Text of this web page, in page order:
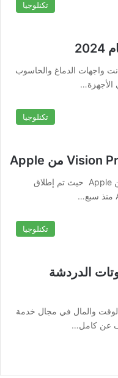
تكنلوجيا
الدماغية في عام 2024 , كانت واجهات الدماغ والحاسوب
الأجهزة…
تكنلوجيا
وصلت نظارة الواقع المعزز Vision Pro من Apple حيث تم إطلاق
تكنلوجيا
الدردشة
والمال في مجال خدمة
عن كامل…